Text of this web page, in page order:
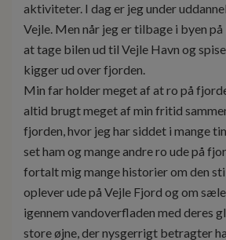
aktiviteter. I dag er jeg under
Vejle. Men når jeg er tilbage i byen
at tage bilen ud til Vejle Havn og
kigger ud over fjorden.
Min far holder meget af at ro på
altid brugt meget af min fritid
fjorden, hvor jeg har siddet i mange
set ham og mange andre ro ude på
fortalt mig mange historier om den
oplever ude på Vejle Fjord og om
igennem vandoverfladen med deres
store øjne, der nysgerrigt betragter